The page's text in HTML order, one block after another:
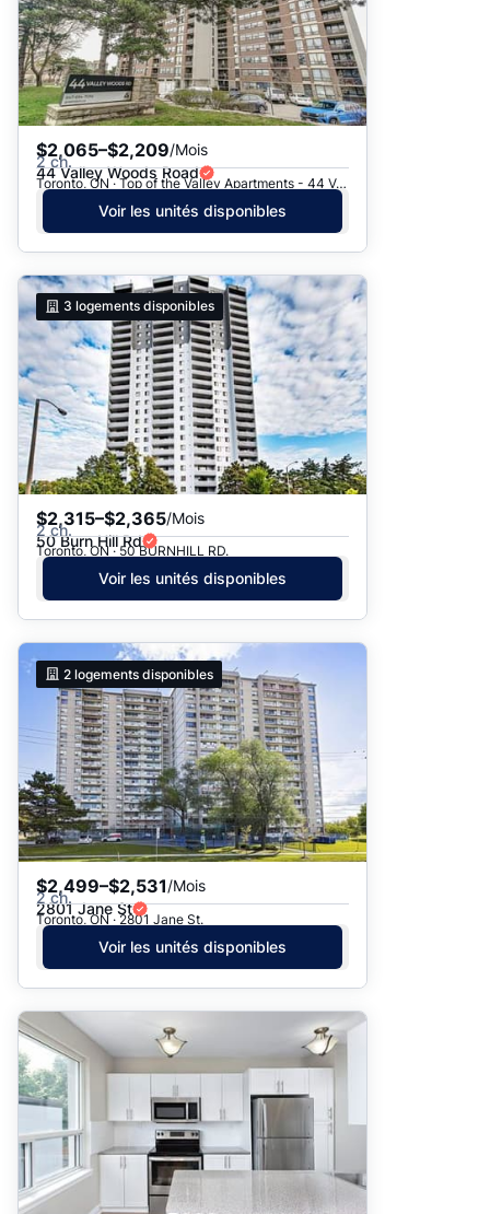
$2,065–$2,209/Mois
2 ch.
44 Valley Woods Road
Toronto, ON · Top of the Valley Apartments - 44 Valley Woods Road
Voir les unités disponibles
3 logements disponibles
$2,315–$2,365/Mois
2 ch.
50 Burn Hill Rd
Toronto, ON · 50 BURNHILL RD.
Voir les unités disponibles
2 logements disponibles
$2,499–$2,531/Mois
2 ch.
2801 Jane St
Toronto, ON · 2801 Jane St.
Voir les unités disponibles